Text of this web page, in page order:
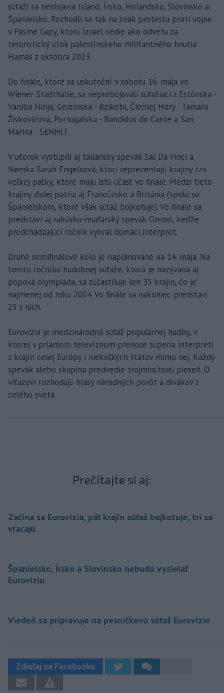
súťaži sa neobjavia Island, Írsko, Holandsko, Slovinsko a
Španielsko. Rozhodli sa tak na znak protestu proti vojne
v Pásme Gazy, ktorú Izrael vedie ako odvetu za
teroristický útok palestínskeho militantného hnutia
Hamas z októbra 2023.
Do finále, ktoré sa uskutoční v sobotu 16. mája vo
Wiener Stadthalle, sa neprebojovali súťažiaci z Estónska -
Vanilla Ninja, Gruzínska - Bzikebi, Čiernej Hory - Tamara
Živkovićová, Portugalska - Bandidos do Cante a San
Marina - SENHIT.
V utorok vystúpili aj taliansky spevák Sal Da Vinci a
Nemka Sarah Engelsová, ktorí reprezentujú krajiny tzv.
veľkej päťky, ktoré majú istú účasť vo finále. Medzi tieto
krajiny ďalej patria aj Francúzsko a Británia (spolu so
Španielskom, ktoré však súťaž bojkotuje). Vo finále sa
predstaví aj rakúsko-maďarský spevák Cosmó, keďže
predchádzajúci ročník vyhral domáci interpret.
Druhé semifinálové kolo je naplánované na 14. mája. Na
tomto ročníku hudobnej súťaže, ktorá je nazývaná aj
popová olympiáda, sa zúčastňuje len 35 krajín, čo je
najmenej od roku 2004. Vo finále sa nakoniec predstaví
25 z nich.
Eurovízia je medzinárodná súťaž populárnej hudby, v
ktorej v priamom televíznom prenose súperia interpreti
z krajín celej Európy i niekoľkých štátov mimo nej. Každý
spevák alebo skupina predvedie trojminútovú pieseň. O
víťazovi rozhodujú hlasy národných porôt a divákov z
celého sveta.
Prečítajte si aj:
Začína sa Eurovízia, päť krajín súťaž bojkotuje, tri sa
vracajú
Španielsko, Írsko a Slovinsko nebudú vysielať
Eurovíziu
Viedeň sa pripravuje na pesničkovú súťaž Eurovízie
Zdieľaj na Facebooku